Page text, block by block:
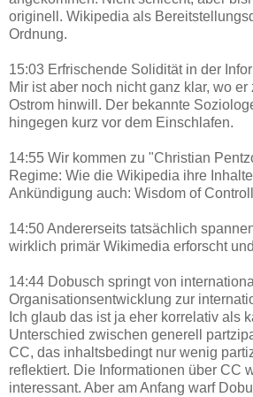
originell. Wikipedia als
Ordnung.
15:03 Erfrischende Solidität in der
Mir ist aber noch nicht ganz klar, wo
Ostrom hinwill. Der bekannte
hingegen kurz vor dem Einschlafen.
14:55 Wir kommen zu "Christian
Regime: Wie die Wikipedia ihre
Ankündigung auch: Wisdom of
14:50 Andererseits tatsächlich
wirklich primär Wikimedia erforscht
14:44 Dobusch springt von
Organisationsentwicklung zur
Ich glaub das ist ja eher korrelativ als
Unterschied zwischen generell
CC, das inhaltsbedingt nur wenig
reflektiert. Die Informationen über CC
interessant. Aber am Anfang warf